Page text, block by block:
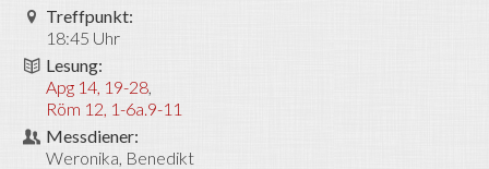
Links
Kontakt
Miniplan
Termine
Treffpunkt:
18:45 Uhr
Lesung:
Apg 14, 19-28,
Röm 12, 1-6a.9-11
Messdiener:
Weronika Benedikt